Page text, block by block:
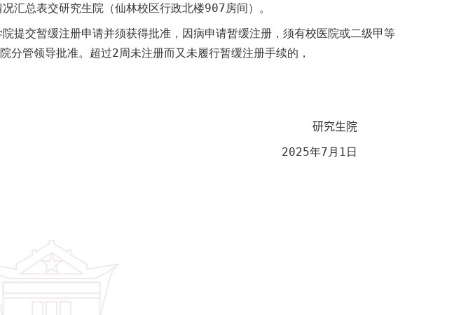
汇总表交研究生院（仙林校区行政北楼907房间）。
院提交暂缓注册申请并须获得批准，因病申请暂缓注册，须有校医院或二级甲等
分管领导批准。超过2周未注册而又未履行暂缓注册手续的，
研究生院
2025年7 月 1 日